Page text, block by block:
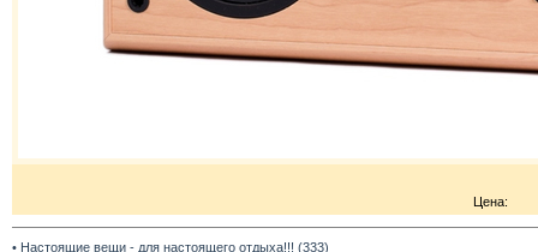
Цена:
• Настоящие вещи - для настоящего отдыха!!! (333)